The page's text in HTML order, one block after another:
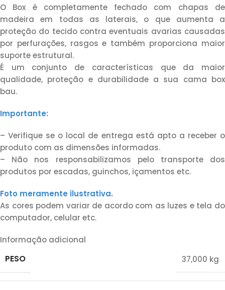
O Box é completamente fechado com chapas de
madeira em todas as laterais, o que aumenta a
proteção do tecido contra eventuais avarias causadas
por perfurações, rasgos e também proporciona maior
suporte estrutural.
É um conjunto de características que da maior
qualidade, proteção e durabilidade a sua cama box
bau.
Importante:
– Verifique se o local de entrega está apto a receber o
produto com as dimensões informadas.
– Não nos responsabilizamos pelo transporte dos
produtos por escadas, guinchos, içamentos etc.
Foto meramente ilustrativa.
As cores podem variar de acordo com as luzes e tela do
computador, celular etc.
Informação adicional
PESO 37,000 kg